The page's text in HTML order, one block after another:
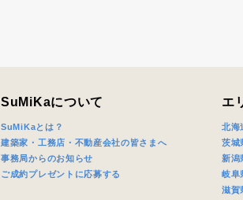
SuMiKaについて
SuMiKaとは？
建築家・工務店・不動産会社の皆さまへ
事務局からのお知らせ
ご成約プレゼントに応募する
エ
北海
茨城
新潟
岐阜
滋賀